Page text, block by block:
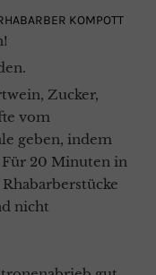
KOMPOTT
vom
geben, indem
Für 20 Minuten in
nicht